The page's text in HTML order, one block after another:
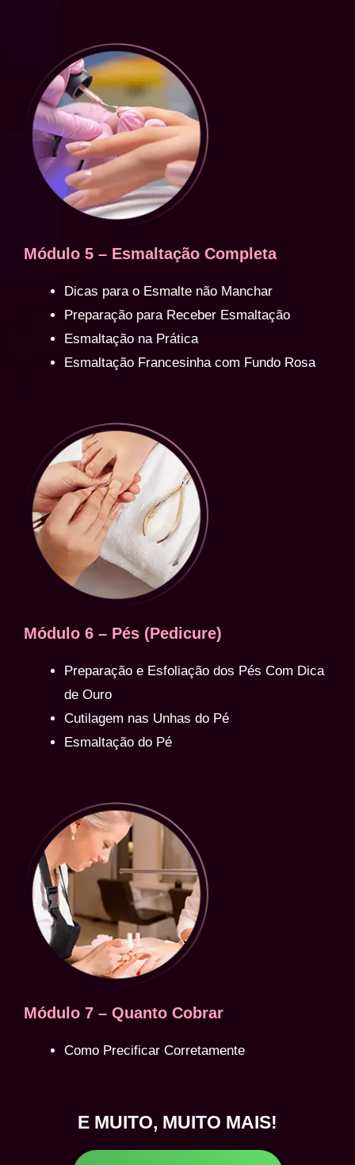
Módulo 5 – Esmaltação Completa
Dicas para o Esmalte não Manchar
Preparação para Receber Esmaltação
Esmaltação na Prática
Esmaltação Francesinha com Fundo Rosa
Módulo 6 – Pés (Pedicure)
Preparação e Esfoliação dos Pés Com Dica
de Ouro
Cutilagem nas Unhas do Pé
Esmaltação do Pé
Módulo 7 – Quanto Cobrar
Como Precificar Corretamente
E MUITO, MUITO MAIS!